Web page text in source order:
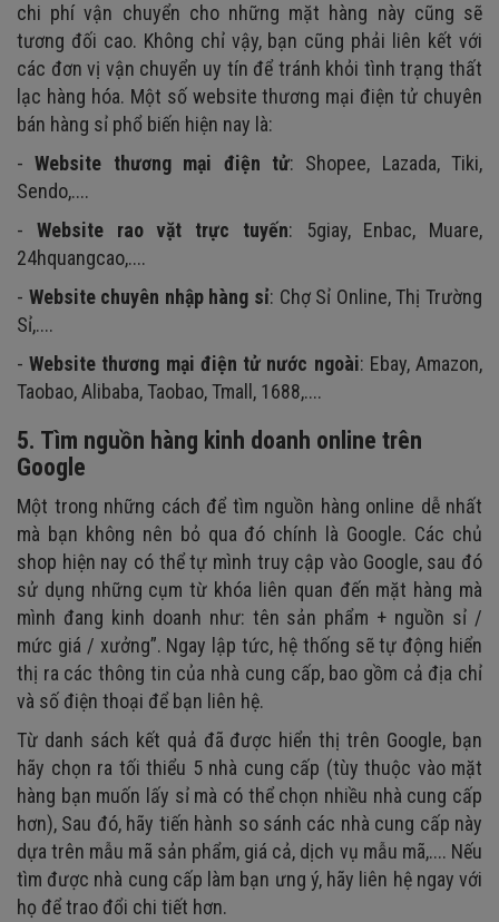
chi phí vận chuyển cho những mặt hàng này cũng sẽ
tương đối cao. Không chỉ vậy, bạn cũng phải liên kết với
các đơn vị vận chuyển uy tín để tránh khỏi tình trạng thất
lạc hàng hóa. Một số website thương mại điện tử chuyên
bán hàng sỉ phổ biến hiện nay là:
- Website thương mại điện tử: Shopee, Lazada, Tiki,
Sendo,....
- Website rao vặt trực tuyến: 5giay, Enbac, Muare,
24hquangcao,....
- Website chuyên nhập hàng sỉ: Chợ Sỉ Online, Thị Trường
Sỉ,....
-Website thương mại điện tử nước ngoài: Ebay, Amazon,
Taobao, Alibaba, Taobao, Tmall, 1688,....
5. Tìm nguồn hàng kinh doanh online trên
Google
Một trong những cách để tìm nguồn hàng online dễ nhất
mà bạn không nên bỏ qua đó chính là Google. Các chủ
shop hiện nay có thể tự mình truy cập vào Google, sau đó
sử dụng những cụm từ khóa liên quan đến mặt hàng mà
mình đang kinh doanh như: tên sản phẩm + nguồn sỉ /
mức giá / xưởng”. Ngay lập tức, hệ thống sẽ tự động hiển
thị ra các thông tin của nhà cung cấp, bao gồm cả địa chỉ
và số điện thoại để bạn liên hệ.
Từ danh sách kết quả đã được hiển thị trên Google, bạn
hãy chọn ra tối thiểu 5 nhà cung cấp (tùy thuộc vào mặt
hàng bạn muốn lấy sỉ mà có thể chọn nhiều nhà cung cấp
hơn), Sau đó, hãy tiến hành so sánh các nhà cung cấp này
dựa trên mẫu mã sản phẩm, giá cả, dịch vụ mẫu mã,.... Nếu
tìm được nhà cung cấp làm bạn ưng ý, hãy liên hệ ngay với
họ để trao đổi chi tiết hơn.